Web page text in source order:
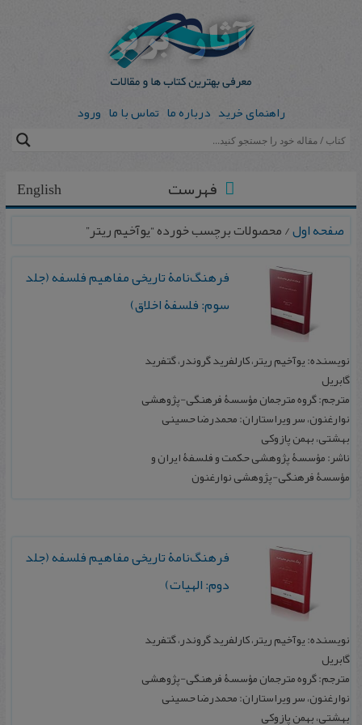
راهنمای خرید درباره ما تماس با ما ورود
English فهرست
صفحه اول/ محصولات برچسب خورده “یوآخیم ریتر”
فرهنگ‌نامۀ تاریخی مفاهیم فلسفه (جلد
سوم: فلسفۀ اخلاق)
نویسنده: یوآخیم ریتر، کارلفرید گروندر، گتفرید
گابریل
مترجم: گروه مترجمان مؤسسۀ فرهنگی-پژوهشی
نوارغنون، سر ویراستاران: محمدرضا حسینی
بهشتی، بهمن پازوکی
ناشر: مؤسسۀ پژوهشی حکمت و فلسفۀ ایران و
مؤسسۀ فرهنگی-پژوهشی نوارغنون
فرهنگ‌نامۀ تاریخی مفاهیم فلسفه (جلد
دوم: الهیات)
نویسنده: یوآخیم ریتر، کارلفرید گروندر، گتفرید
گابریل
مترجم: گروه مترجمان مؤسسۀ فرهنگی-پژوهشی
نوارغنون، سر ویراستاران: محمدرضا حسینی
بهشتی، بهمن پازوکی